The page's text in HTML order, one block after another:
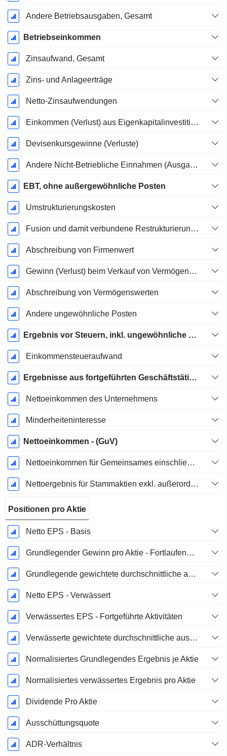
Andere Betriebsausgaben, Gesamt
Betriebseinkommen
Zinsaufwand, Gesamt
Zins- und Anlageerträge
Netto-Zinsaufwendungen
Einkommen (Verlust) aus Eigenkapitalinvestitionen.
Devisenkursgewinne (Verluste)
Andere Nicht-Betriebliche Einnahmen (Ausgaben)
EBT, ohne außergewöhnliche Posten
Umstrukturierungskosten
Fusion und damit verbundene Restrukturierungskosten
Abschreibung von Firmenwert
Gewinn (Verlust) beim Verkauf von Vermögenswerten
Abschreibung von Vermögenswerten
Andere ungewöhnliche Posten
Ergebnis vor Steuern, inkl. ungewöhnliche Posten
Einkommensteueraufwand
Ergebnisse aus fortgeführten Geschäftstätigkeiten
Nettoeinkommen des Unternehmens
Minderheiteninteresse
Nettoeinkommen - (GuV)
Nettoeinkommen für Gemeinsames einschließlich außerordentlicher Posten
Nettoergebnis für Stammaktien exkl. außerordentliche Posten
Positionen pro Aktie
Netto EPS - Basis
Grundlegender Gewinn pro Aktie - Fortlaufende Geschäftstätigkeit
Grundlegende gewichtete durchschnittliche ausstehende Aktien
Netto EPS - Verwässert
Verwässertes EPS - Fortgeführte Aktivitäten
Verwässerte gewichtete durchschnittliche ausstehende Aktien
Normalisiertes Grundlegendes Ergebnis je Aktie
Normalisiertes verwässertes Ergebnis pro Aktie
Dividende Pro Aktie
Ausschüttungsquote
ADR-Verhältnis